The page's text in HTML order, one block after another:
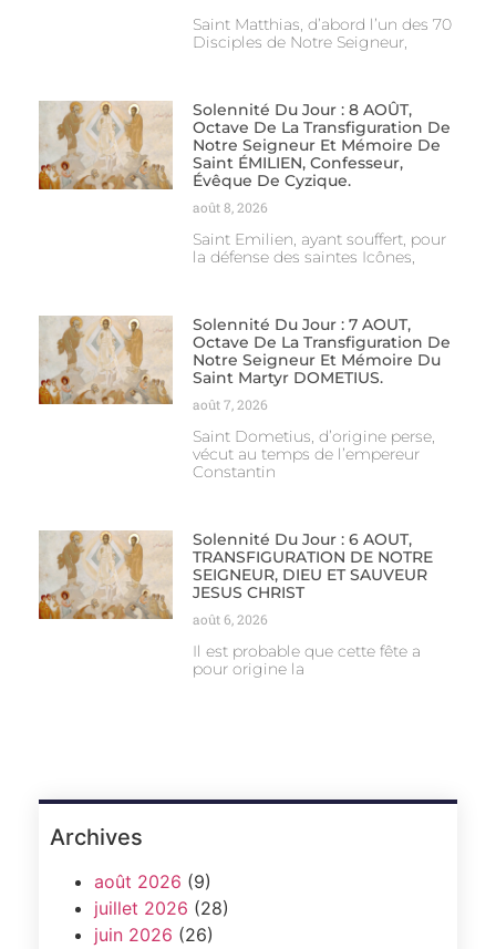
Saint Matthias, d’abord l’un des 70
Disciples de Notre Seigneur,
Solennité Du Jour : 8 AOÛT,
Octave De La Transfiguration De
Notre Seigneur Et Mémoire De
Saint ÉMILIEN, Confesseur,
Évêque De Cyzique.
août 8, 2026
Saint Emilien, ayant souffert, pour
la défense des saintes Icônes,
Solennité Du Jour : 7 AOUT,
Octave De La Transfiguration De
Notre Seigneur Et Mémoire Du
Saint Martyr DOMETIUS.
août 7, 2026
Saint Dometius, d’origine perse,
vécut au temps de l’empereur
Constantin
Solennité Du Jour : 6 AOUT,
TRANSFIGURATION DE NOTRE
SEIGNEUR, DIEU ET SAUVEUR
JESUS CHRIST
août 6, 2026
Il est probable que cette fête a
pour origine la
Archives
août 2026 (9)
juillet 2026 (28)
juin 2026 (26)